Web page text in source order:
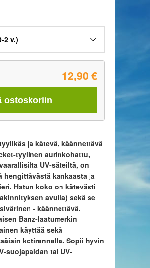
2 v.)
12,90 €
ostoskoriin
ja kätevä, käännettävä
tyylinen aurinkohattu,
UV-säteiltä, on
hengittävästä kankaasta ja
Hatun koko on kätevästi
avulla) sekä se
- käännettävä.
Banz-laatumerkin
käyttää sekä
kotirannalla. Sopii hyvin
suojapaidan tai UV-